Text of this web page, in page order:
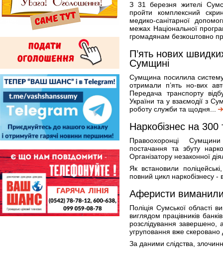
З 31 березня жителі
пройти комплексний
медико-санітарної
межах Національної
громадянам безкоштовно
П’ять нових
Сумщині
Сумщина посилила
отримали п’ять но-вих
Передача транспорту
України та у взаємодії з
роботу служби та щодня...
Наркобізнес на
Правоохоронці
постачання та збуту
Організатору незаконної
Як встановили
повний цикл наркобізнесу
Аферисти
Поліція Сумської області
виглядом працівників
розслідування завершено,
угруповання вже скеровано
За даними слідства,